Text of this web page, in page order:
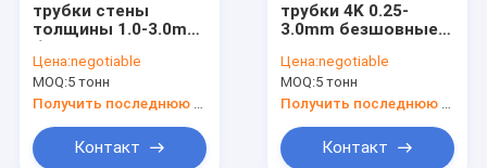
трубки стены
толщины 1.0-3.0mm
стальные для
жидкого
транспорта
Цена:negotiable
MOQ:5 тонн
Контакт
трубки 4K 0.25-
3.0mm безшовные
украшений
Цена:negotiable
MOQ:5 тонн
Контакт